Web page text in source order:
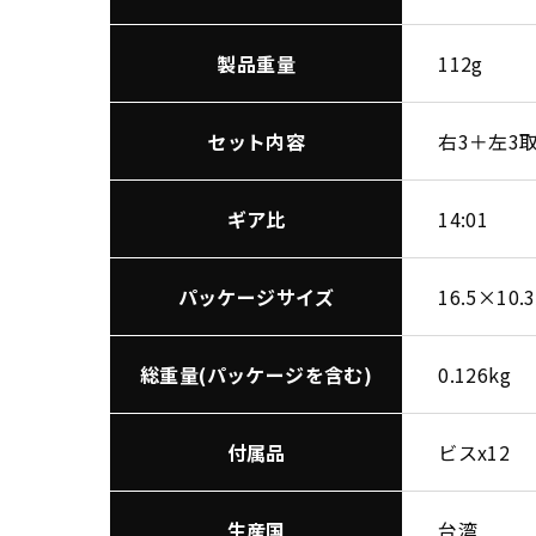
製品重量 112g
セット内容 右3＋左3
ギア比 14:01
パッケージサイズ
総重量(パッケージを含む) 0.126kg
付属品 ビスx12
生産国 台湾